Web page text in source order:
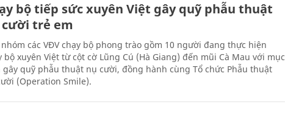
bộ tiếp sức xuyên Việt gây quỹ phẫu thuật
trẻ em
các VĐV chạy bộ phong trào gồm 10 người đang thực hiện
bộ xuyên Việt từ cột cờ Lũng Cú (Hà Giang) đến mũi Cà Mau với mục
gây quỹ phẫu thuật nụ cười, đồng hành cùng Tổ chức Phẫu thuật
(Operation Smile).